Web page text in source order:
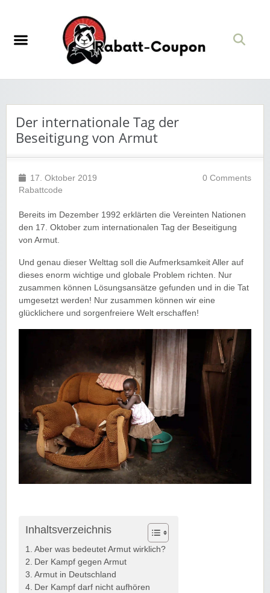
Der internationale Tag der
Beseitigung von Armut
17. Oktober 2019
Rabattcode
0 Comments
Bereits im Dezember 1992 erklärten die Vereinten Nationen
den 17. Oktober zum internationalen Tag der Beseitigung
von Armut.
Und genau dieser Welttag soll die Aufmerksamkeit Aller auf
dieses enorm wichtige und globale Problem richten. Nur
zusammen können Lösungsansätze gefunden und in die Tat
umgesetzt werden! Nur zusammen können wir eine
glücklichere und sorgenfreiere Welt erschaffen!
Inhaltsverzeichnis
Aber was bedeutet Armut wirklich?
Der Kampf gegen Armut
Armut in Deutschland
Der Kampf darf nicht aufhören